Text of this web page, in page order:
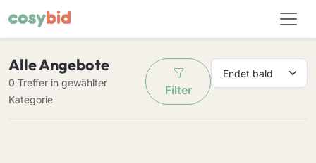
Alle Angebote
0 Treffer in gewählter
Kategorie
Filter